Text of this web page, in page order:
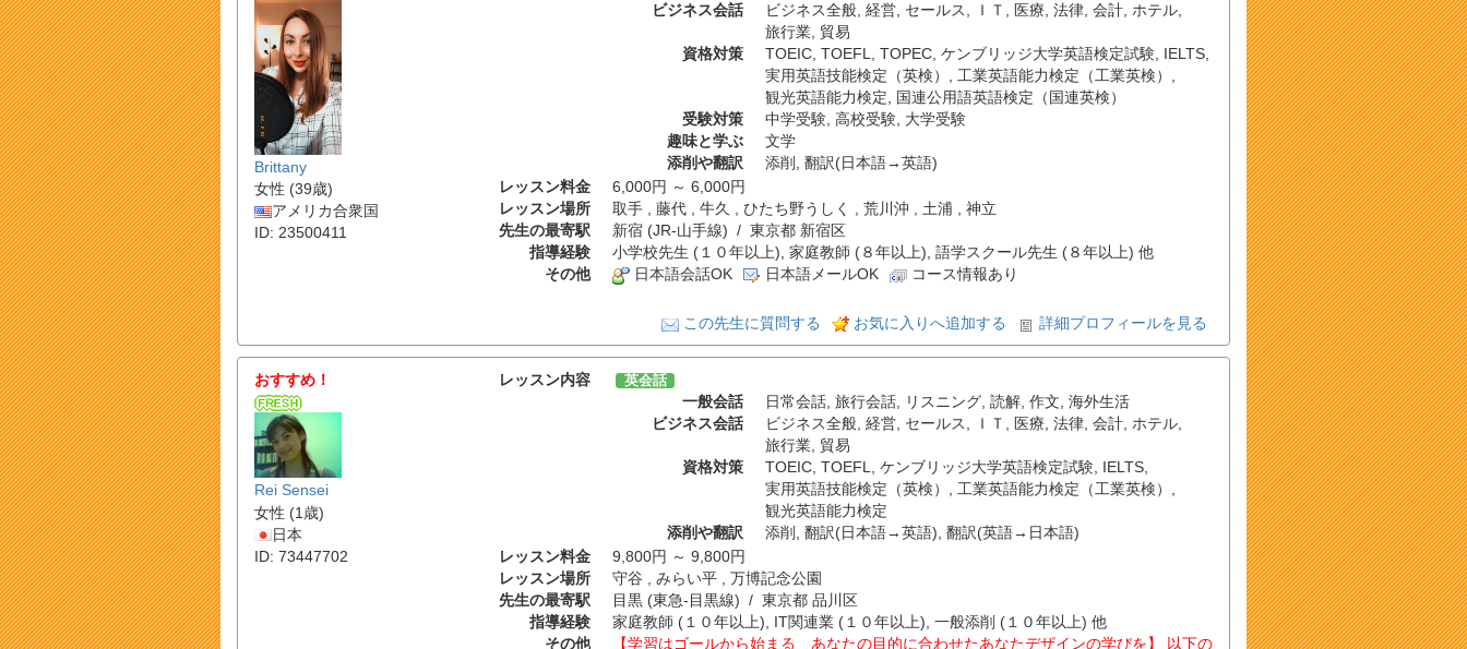
Brittany
女性 (39歳)
アメリカ合衆国
ID: 23500411
ビジネス会話
ビジネス全般, 経営, セールス, ＩＴ , 医療, 法律, 会計, ホテル,
旅行業, 貿易
資格対策
TOEIC, TOEFL, TOPEC, ケンブリッジ大学英語検定試験, IELTS,
実用英語技能検定（英検） , 工業英語能力検定（工業英検） ,
観光英語能力検定, 国連公用語英語検定（国連英検）
受験対策
中学受験, 高校受験, 大学受験
趣味と学ぶ
文学
添削や翻訳
添削 , 翻訳(日本語→英語)
レッスン料金
6,000円 ～ 6,000円
レッスン場所
取手 , 藤代 , 牛久 , ひたち野うしく , 荒川沖 , 土浦 , 神立
先生の最寄駅
新宿 (JR-山手線) / 東京都 新宿区
指導経験
小学校先生 (１０年以上), 家庭教師 (８年以上), 語学スクール先生 (８年以上) 他
その他
日本語会話OK 日本語メールOK コース情報あり
この先生に質問する お気に入りへ追加する 詳細プロフィールを見る
おすすめ！
Rei Sensei
女性 (1歳)
日本
ID: 73447702
レッスン内容 英会話
一般会話 日常会話, 旅行会話, リスニング, 読解, 作文, 海外生活
ビジネス会話
ビジネス全般, 経営, セールス, ＩＴ , 医療, 法律, 会計, ホテル,
旅行業, 貿易
資格対策
TOEIC, TOEFL, ケンブリッジ大学英語検定試験, IELTS,
実用英語技能検定（英検） , 工業英語能力検定（工業英検） ,
観光英語能力検定
添削や翻訳
添削 , 翻訳(日本語→英語), 翻訳(英語→日本語)
レッスン料金
9,800円 ～ 9,800円
レッスン場所
守谷 , みらい平 , 万博記念公園
先生の最寄駅
目黒 (東急-目黒線) / 東京都 品川区
指導経験
家庭教師 (１０年以上), IT関連業 (１０年以上), 一般添削 (１０年以上) 他
その他
【学習はゴールから始まる あなたの目的に合わせたあなたデザインの学びを】 以下の